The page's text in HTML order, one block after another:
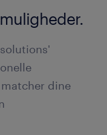
dine